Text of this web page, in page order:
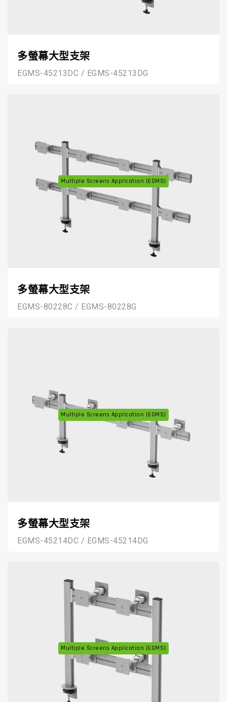
多螢幕大型支架
EGMS-45213DC / EGMS-45213DG
Multiple Screens Application (EGMS)
多螢幕大型支架
EGMS-80228C / EGMS-80228G
Multiple Screens Application (EGMS)
多螢幕大型支架
EGMS-45214DC / EGMS-45214DG
Multiple Screens Application (EGMS)